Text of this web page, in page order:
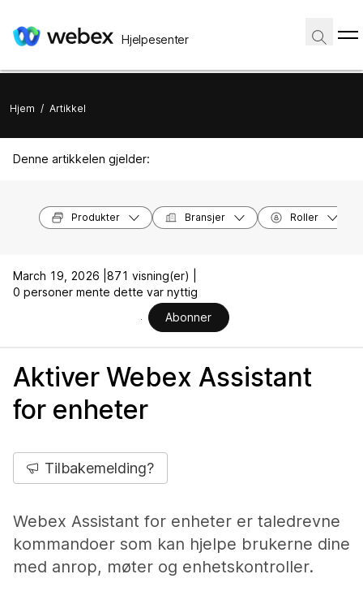
Hjelpesenter
Hjem / Artikkel
Denne artikkelen gjelder:
Produkter Bransjer Roller
March 19, 2026 | 871 visning(er) |
0 personer mente dette var nyttig
Abonner
Aktiver Webex Assistant
for enheter
Tilbakemelding?
Webex Assistant for enheter er taledrevne
kommandoer som kan hjelpe brukerne dine
med anrop, møter og enhetskontroller.